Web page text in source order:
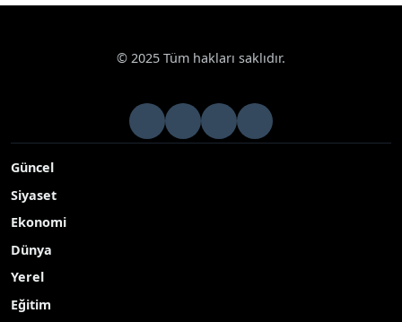
© 2025 Tüm hakları saklıdır.
Güncel
Siyaset
Ekonomi
Dünya
Yerel
Eğitim